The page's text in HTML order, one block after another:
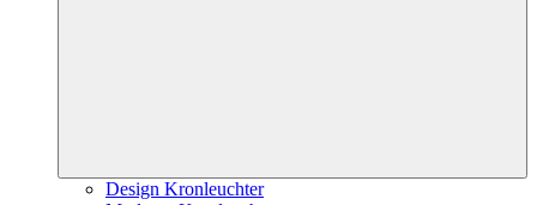
Design Kronleuchter